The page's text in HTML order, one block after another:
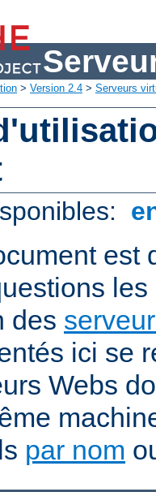
> Version 2.4 > Serveurs
est
des
ici se
Webs
par nom